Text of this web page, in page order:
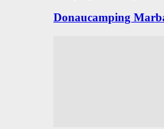
Donaucamping